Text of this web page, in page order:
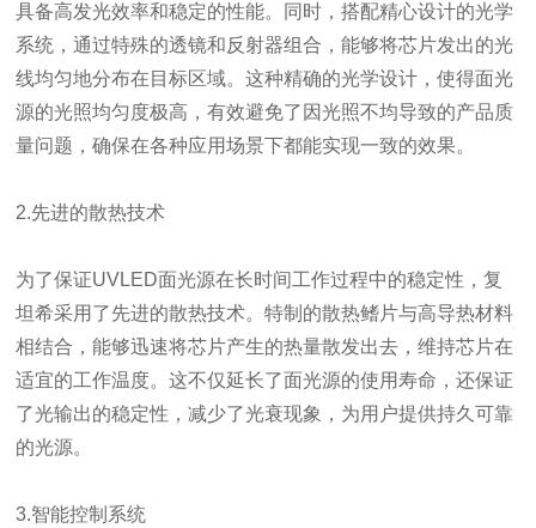
具备高发光效率和稳定的性能。同时，搭配精心设计的光学
系统，通过特殊的透镜和反射器组合，能够将芯片发出的光
线均匀地分布在目标区域。这种精确的光学设计，使得面光
源的光照均匀度极高，有效避免了因光照不均导致的产品质
量问题，确保在各种应用场景下都能实现一致的效果。
2.先进的散热技术
为了保证UVLED面光源在长时间工作过程中的稳定性，复
坦希采用了先进的散热技术。特制的散热鳍片与高导热材料
相结合，能够迅速将芯片产生的热量散发出去，维持芯片在
适宜的工作温度。这不仅延长了面光源的使用寿命，还保证
了光输出的稳定性，减少了光衰现象，为用户提供持久可靠
的光源。
3.智能控制系统